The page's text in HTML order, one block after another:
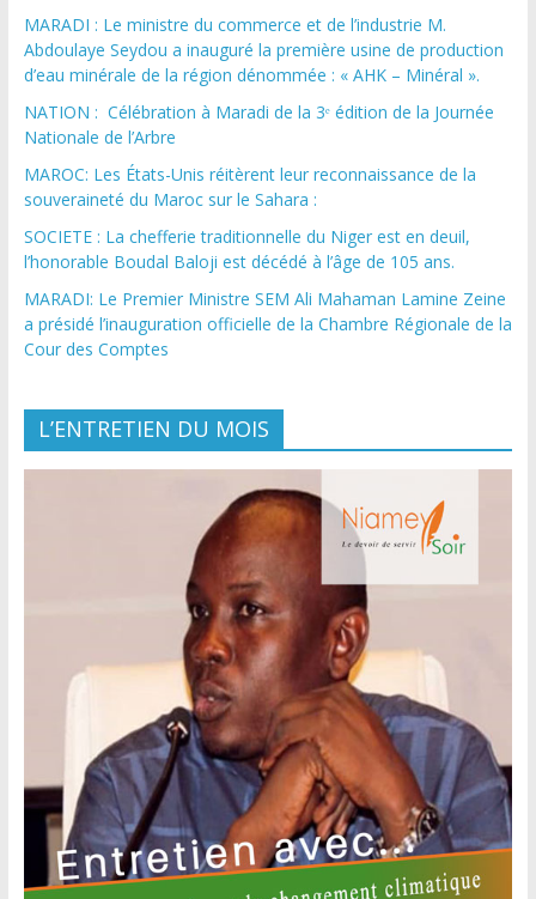
MARADI : Le ministre du commerce et de l’industrie M.
Abdoulaye Seydou a inauguré la première usine de production
d’eau minérale de la région dénommée : « AHK – Minéral ».
NATION : Célébration à Maradi de la 3ᵉ édition de la Journée
Nationale de l’Arbre
MAROC: Les États-Unis réitèrent leur reconnaissance de la
souveraineté du Maroc sur le Sahara :
SOCIETE : La chefferie traditionnelle du Niger est en deuil,
l’honorable Boudal Baloji est décédé à l’âge de 105 ans.
MARADI: Le Premier Ministre SEM Ali Mahaman Lamine Zeine
a présidé l’inauguration officielle de la Chambre Régionale de la
Cour des Comptes
L’ENTRETIEN DU MOIS